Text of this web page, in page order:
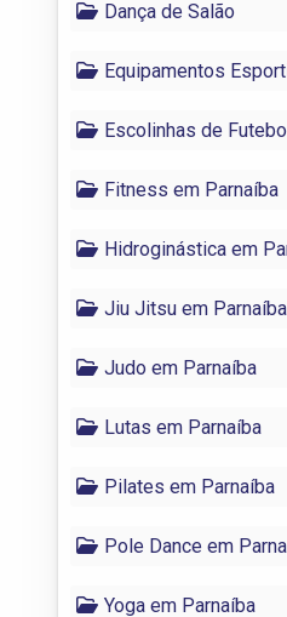
Dança de Salão
Equipamentos
Escolinhas de
Fitness em Parnaíba
Hidroginástica em
Jiu Jitsu em Parnaíba
Judo em Parnaíba
Lutas em Parnaíba
Pilates em Parnaíba
Pole Dance em
Yoga em Parnaíba